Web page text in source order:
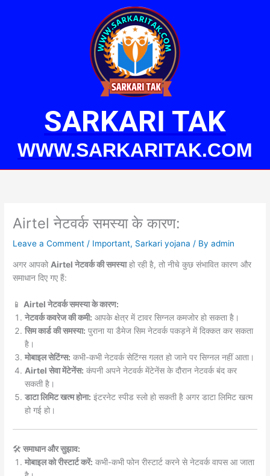
SARKARI TAK
WWW.SARKARITAK.COM
Airtel नेटवर्क समस्या के कारण:
Leave a Comment / Important, Sarkari yojana / Byadmin
अगर आपको Airtel नेटवर्क की समस्याहो रही है, तो नीचे कुछ संभावित कारण और
समाधान दिए गए हैं:
📱 Airtel नेटवर्क समस्या के कारण:
नेटवर्क कवरेज की कमी: आपके क्षेत्र में टावर सिग्नल कमजोर हो सकता है।
सिम कार्ड की समस्या: पुराना या डैमेज सिम नेटवर्क पकड़ने में दिक्कत कर सकता
है।
मोबाइल सेटिंग्स: कभी-कभी नेटवर्क सेटिंग्स गलत हो जाने पर सिग्नल नहीं आता।
Airtel सेवा मेंटेनेंस: कंपनी अपने नेटवर्क मेंटेनेंस के दौरान नेटवर्क बंद कर
सकती है।
डाटा लिमिट खत्म होना: इंटरनेट स्पीड स्लो हो सकती है अगर डाटा लिमिट खत्म
हो गई हो।
🛠️समाधान और सुझाव:
मोबाइल को रीस्टार्ट करें: कभी-कभी फोन रीस्टार्ट करने से नेटवर्क वापस आ जाता